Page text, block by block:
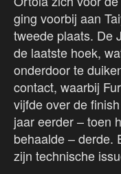
ging voorbij aan
tweede plaats. De
de laatste hoek,
onderdoor te
contact, waarbij
vijfde over de
jaar eerder – toen
behaalde – derde.
zijn technische